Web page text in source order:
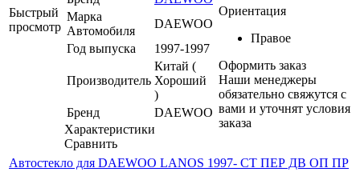
Быстрый
просмотр
Марка
Автомобиля
DAEWOO
Год выпуска
1997-1997
Производитель
Китай (
Хороший
)
Бренд
DAEWOO
Характеристики
Сравнить
Ориентация
Правое
Оформить заказ
Наши менеджеры
обязательно свяжутся с
вами и уточнят условия
заказа
Автостекло для DAEWOO LANOS 1997- СТ ПЕР ДВ ОП ПР